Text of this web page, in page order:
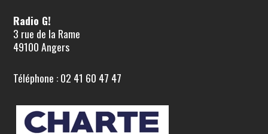
Radio G!
3 rue de la Rame
49100 Angers
Téléphone : 02 41 60 47 47